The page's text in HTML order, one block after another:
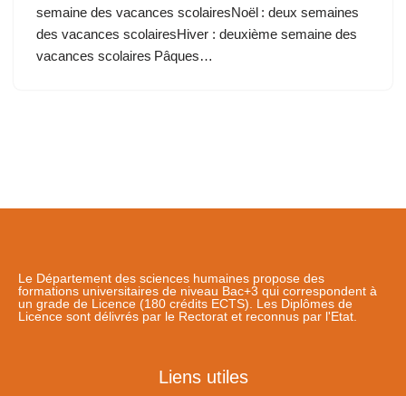
semaine des vacances scolairesNoël : deux semaines
des vacances scolairesHiver : deuxième semaine des
vacances scolaires Pâques…
Le Département des sciences humaines propose des
formations universitaires de niveau Bac+3 qui correspondent à
un grade de Licence (180 crédits ECTS). Les Diplômes de
Licence sont délivrés par le Rectorat et reconnus par l'Etat.
Liens utiles